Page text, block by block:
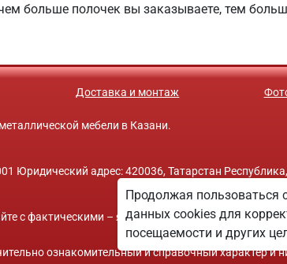
больше полочек вы заказываете, тем
Доставка и монтаж
мебели в Казани.
Юридический адрес: 420036, Татарстан
с фактическими – является опечаткой.
ознакомительный и справочный характер и
Продолжая пользоваться
данных cookies для
посещаемости и других